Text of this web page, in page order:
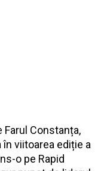
Farul Constanța,
viitoarea ediție a
o pe Rapid